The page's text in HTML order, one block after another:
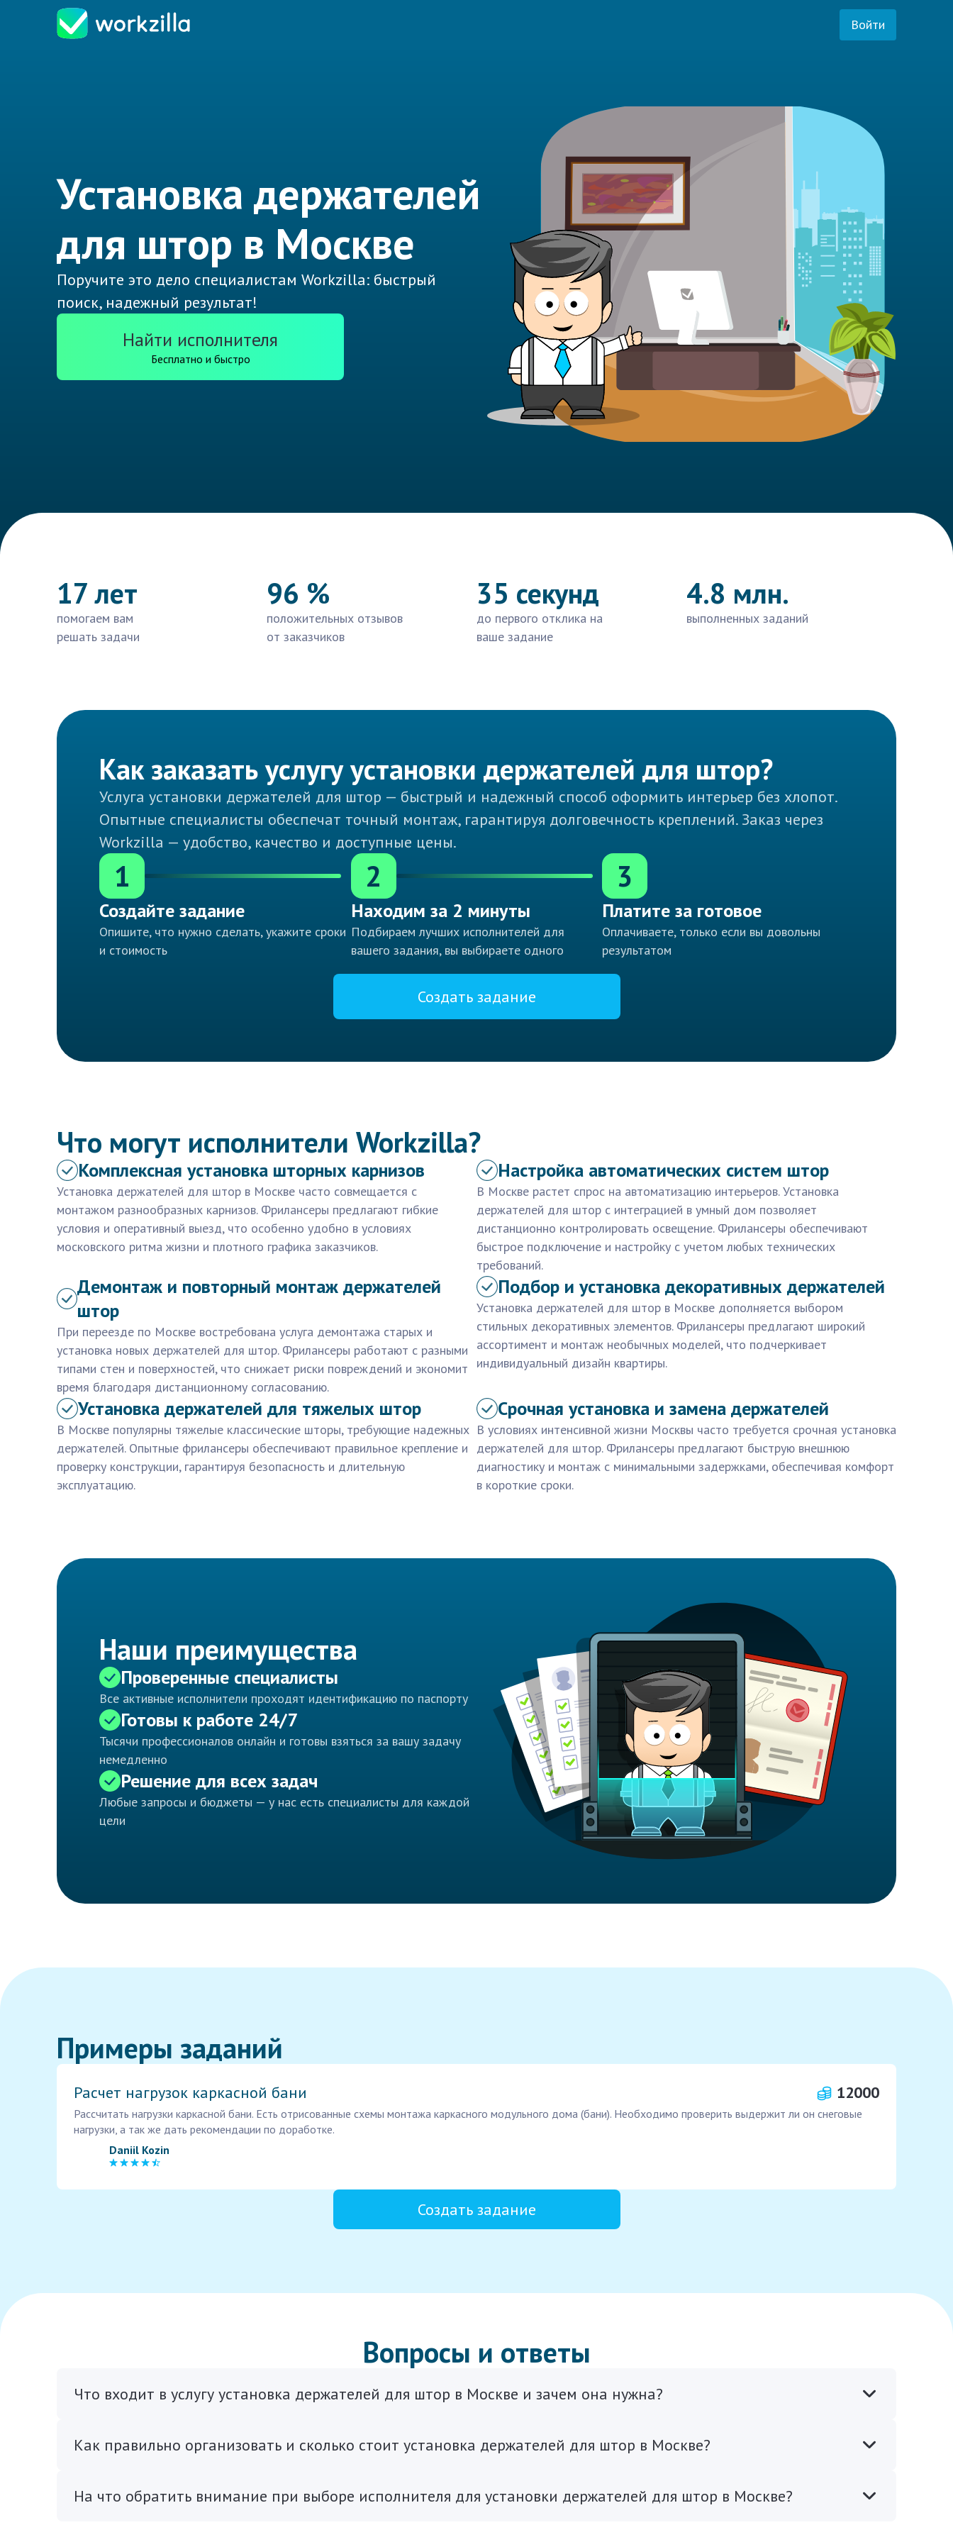
Войти
Установка держателей
для штор в Москве
Поручите это дело специалистам Workzilla: быстрый
поиск, надежный результат!
Найти исполнителя
Бесплатно и быстро
17 лет
помогаем вам
решать задачи
96 %
положительных отзывов
от заказчиков
35 секунд
до первого отклика на
ваше задание
4.8 млн.
выполненных заданий
Как заказать услугу установки держателей для штор?
Услуга установки держателей для штор — быстрый и надежный способ оформить интерьер без хлопот.
Опытные специалисты обеспечат точный монтаж, гарантируя долговечность креплений. Заказ через
Workzilla — удобство, качество и доступные цены.
1
Создайте задание
Опишите, что нужно сделать, укажите сроки
и стоимость
2
Находим за 2 минуты
Подбираем лучших исполнителей для
вашего задания, вы выбираете одного
3
Платите за готовое
Оплачиваете, только если вы довольны
результатом
Создать задание
Что могут исполнители Workzilla?
Комплексная установка шторных карнизов
Установка держателей для штор в Москве часто совмещается с
монтажом разнообразных карнизов. Фрилансеры предлагают гибкие
условия и оперативный выезд, что особенно удобно в условиях
московского ритма жизни и плотного графика заказчиков.
Настройка автоматических систем штор
В Москве растет спрос на автоматизацию интерьеров. Установка
держателей для штор с интеграцией в умный дом позволяет
дистанционно контролировать освещение. Фрилансеры обеспечивают
быстрое подключение и настройку с учетом любых технических
требований.
Демонтаж и повторный монтаж держателей
штор
При переезде по Москве востребована услуга демонтажа старых и
установка новых держателей для штор. Фрилансеры работают с разными
типами стен и поверхностей, что снижает риски повреждений и экономит
время благодаря дистанционному согласованию.
Подбор и установка декоративных держателей
Установка держателей для штор в Москве дополняется выбором
стильных декоративных элементов. Фрилансеры предлагают широкий
ассортимент и монтаж необычных моделей, что подчеркивает
индивидуальный дизайн квартиры.
Установка держателей для тяжелых штор
В Москве популярны тяжелые классические шторы, требующие надежных
держателей. Опытные фрилансеры обеспечивают правильное крепление и
проверку конструкции, гарантируя безопасность и длительную
эксплуатацию.
Срочная установка и замена держателей
В условиях интенсивной жизни Москвы часто требуется срочная установка
держателей для штор. Фрилансеры предлагают быструю внешнюю
диагностику и монтаж с минимальными задержками, обеспечивая комфорт
в короткие сроки.
Наши преимущества
Проверенные специалисты
Все активные исполнители проходят идентификацию по паспорту
Готовы к работе 24/7
Тысячи профессионалов онлайн и готовы взяться за вашу задачу
немедленно
Решение для всех задач
Любые запросы и бюджеты — у нас есть специалисты для каждой
цели
Примеры заданий
Расчет нагрузок каркасной бани 12000
Рассчитать нагрузки каркасной бани. Есть отрисованные схемы монтажа каркасного модульного дома (бани). Необходимо проверить выдержит ли он снеговые
нагрузки, а так же дать рекомендации по доработке.
Daniil Kozin
Создать задание
Вопросы и ответы
Что входит в услугу установка держателей для штор в Москве и зачем она нужна?
Как правильно организовать и сколько стоит установка держателей для штор в Москве?
На что обратить внимание при выборе исполнителя для установки держателей для штор в Москве?